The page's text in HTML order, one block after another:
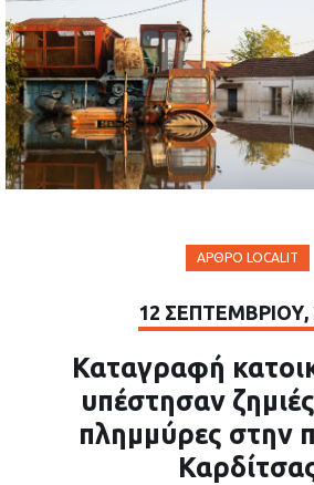
ΆΡΘΡΟ LOCALIT
12 ΣΕΠΤΕΜΒΡΊΟΥ,
Καταγραφή
υπέστησαν
πλημμύρες στην